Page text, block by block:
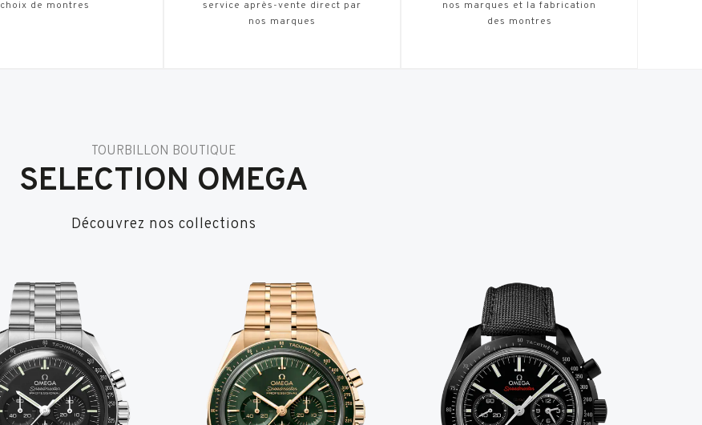
choix de montres
service après-vente direct par
nos marques
nos marques et la fabrication
des montres
TOURBILLON BOUTIQUE
SELECTION OMEGA
Découvrez nos collections